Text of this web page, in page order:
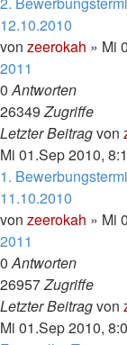
12.10.2010
von zeerokah » Mi
2011
0Antworten
26349Zugriffe
Letzter Beitragvon
Mi 01.Sep 2010,
1.
11.10.2010
von zeerokah » Mi
2011
0Antworten
26957Zugriffe
Letzter Beitragvon
Mi 01.Sep 2010,